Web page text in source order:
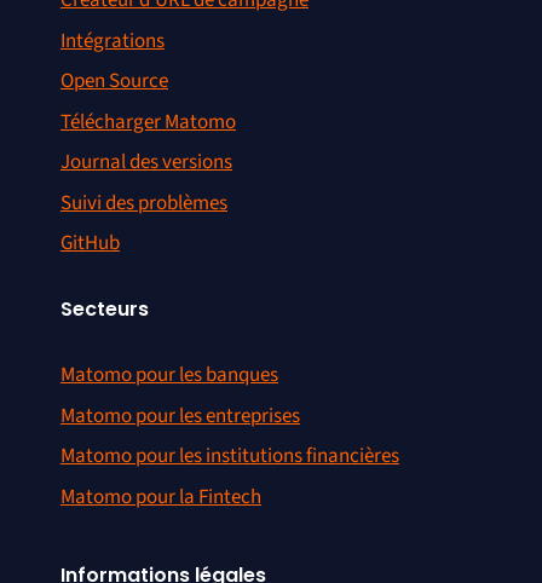
Intégrations
Open Source
Télécharger Matomo
Journal des versions
Suivi des problèmes
GitHub
Secteurs
Matomo pour les banques
Matomo pour les entreprises
Matomo pour les institutions financières
Matomo pour la Fintech
Informations légales